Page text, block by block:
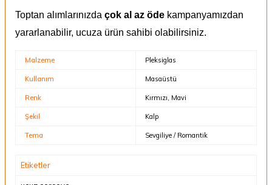
Toptan alımlarınızda çok al az öde kampanyamızdan
yararlanabilir, ucuza ürün sahibi olabilirsiniz.
Malzeme Pleksiglas
Kullanım Masaüstü
Renk Kırmızı, Mavi
Şekil Kalp
Tema Sevgiliye / Romantik
Etiketler